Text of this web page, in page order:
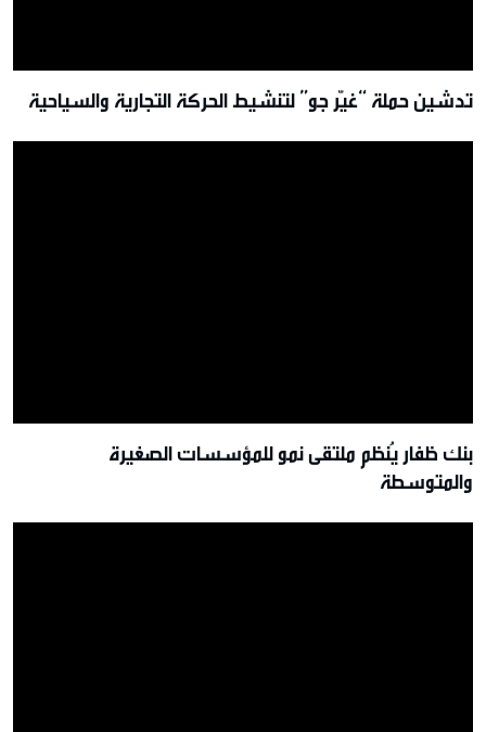
تدشين حملة “غيّر جو” لتنشيط الحركة التجارية والسياحية
بنك ظفار يُنظم ملتقى نمو للمؤسسات الصغيرة
والمتوسطة